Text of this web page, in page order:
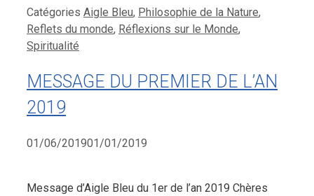
Catégories Aigle Bleu, Philosophie de la Nature,
Reflets du monde, Réflexions sur le Monde,
Spiritualité
MESSAGE DU PREMIER DE L’AN
2019
01/06/201901/01/2019
Message d’Aigle Bleu du 1er de l’an 2019 Chères